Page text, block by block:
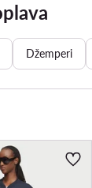
Džemperi